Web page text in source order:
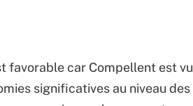
favorable car Compellent est vu
significatives au niveau des